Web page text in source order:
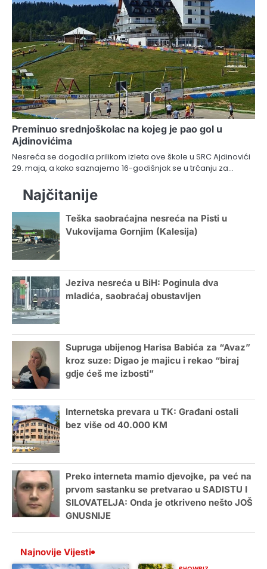
Preminuo srednjoškolac na kojeg je pao gol u
Ajdinovićima
Nesreća se dogodila prilikom izleta ove škole u SRC Ajdinovići
29. maja, a kako saznajemo 16-godišnjak se u trčanju za…
Najčitanije
Teška saobraćajna nesreća na Pisti u
Vukovijama Gornjim (Kalesija)
Jeziva nesreća u BiH: Poginula dva
mladića, saobraćaj obustavljen
Supruga ubijenog Harisa Babića za “Avaz”
kroz suze: Digao je majicu i rekao “biraj
gdje ćeš me izbosti”
Internetska prevara u TK: Građani ostali
bez više od 40.000 KM
Preko interneta mamio djevojke, pa već na
prvom sastanku se pretvarao u SADISTU I
SILOVATELJA: Onda je otkriveno nešto JOŠ
GNUSNIJE
Najnovije Vijesti